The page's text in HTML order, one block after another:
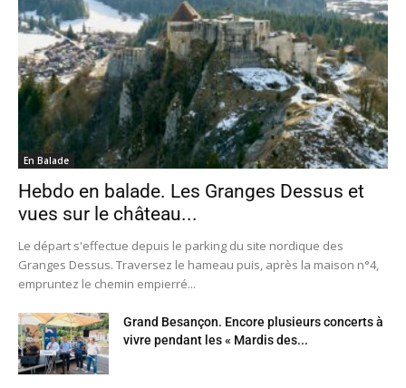
En Balade
Hebdo en balade. Les Granges Dessus et
vues sur le château...
Le départ s'effectue depuis le parking du site nordique des
Granges Dessus. Traversez le hameau puis, après la maison n°4,
empruntez le chemin empierré...
Grand Besançon. Encore plusieurs concerts à
vivre pendant les « Mardis des...